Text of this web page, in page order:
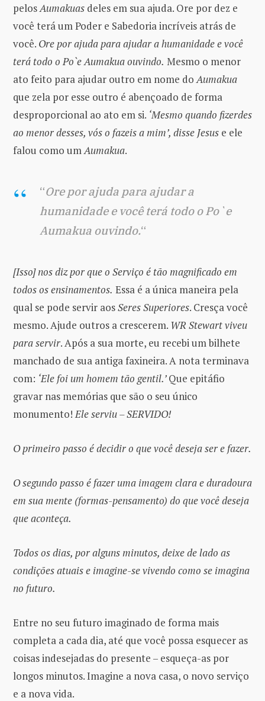
pelosAumakuas deles em sua ajuda. Ore por dez e
você terá um Poder e Sabedoria incríveis atrás de
você. Ore por ajuda para ajudar a humanidade e você
terá todo o Po`e Aumakua ouvindo. Mesmo o menor
ato feito para ajudar outro em nome doAumakua
que zela por esse outro é abençoado de forma
desproporcional ao ato em si. ‘Mesmo quando fizerdes
ao menor desses, vós o fazeis a mim’, disse Jesus e ele
falou como umAumakua.
“Ore por ajuda para ajudar a
humanidade e você terá todo o Po`e
Aumakua ouvindo.“
[Isso] nos diz por que o Serviço é tão magnificado em
todos os ensinamentos. Essa é a única maneira pela
qual se pode servir aosSeres Superiores. Cresça você
mesmo. Ajude outros a crescerem. WR Stewart viveu
para servir. Após a sua morte, eu recebi um bilhete
manchado de sua antiga faxineira. A nota terminava
com: ‘Ele foi um homem tão gentil.’Que epitáfio
gravar nas memórias que são o seu único
monumento!Ele serviu – SERVIDO!
O primeiro passo é decidir o que você deseja ser e fazer.
O segundo passo é fazer uma imagem clara e duradoura
em sua mente (formas-pensamento) do que você deseja
que aconteça.
Todos os dias, por alguns minutos, deixe de lado as
condições atuais e imagine-se vivendo como se imagina
no futuro.
Entre no seu futuro imaginado de forma mais
completa a cada dia, até que você possa esquecer as
coisas indesejadas do presente – esqueça-as por
longos minutos. Imagine a nova casa, o novo serviço
e a nova vida.